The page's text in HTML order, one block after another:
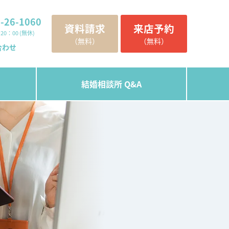
26-1060
：00 (無休)
せ
資料請求
（無料）
来店予約
（無料）
結婚相談所 Q&A